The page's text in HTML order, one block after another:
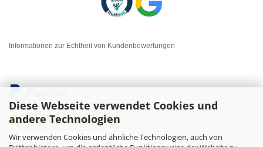
Diese Webseite verwendet Cookies und
andere Technologien
Wir verwenden Cookies und ähnliche Technologien, auch von
Informationen zur Echtheit von Kundenbewertungen